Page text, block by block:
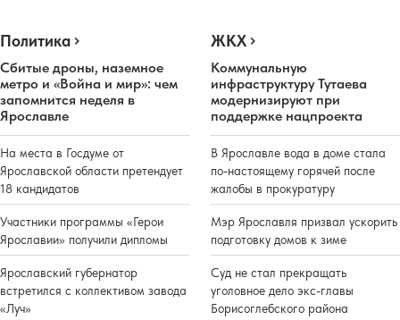
Политика
Сбитые дроны, наземное
метро и «Война и мир»: чем
запомнится неделя в
Ярославле
На места в Госдуме от
Ярославской области претендует
18 кандидатов
Участники программы «Герои
Ярославии» получили дипломы
Ярославский губернатор
встретился с коллективом завода
«Луч»
ЖКХ
Коммунальную
инфраструктуру Тутаева
модернизируют при
поддержке нацпроекта
В Ярославле вода в доме стала
по-настоящему горячей после
жалобы в прокуратуру
Мэр Ярославля призвал ускорить
подготовку домов к зиме
Суд не стал прекращать
уголовное дело экс-главы
Борисоглебского района